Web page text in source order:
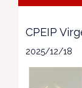
CPEIP
2025/12/18